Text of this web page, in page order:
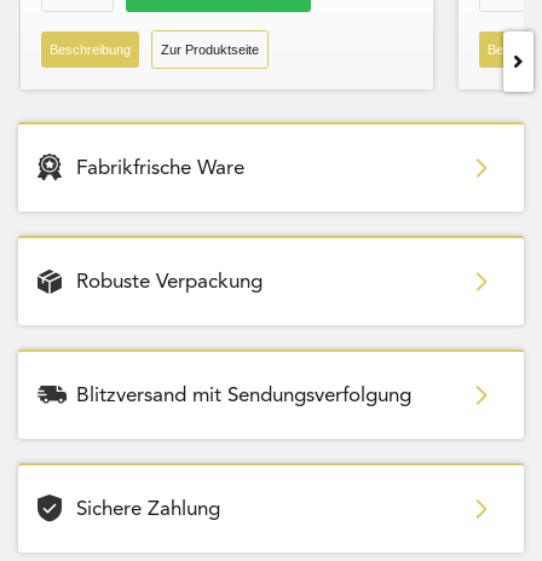
Beschreibung Zur Produktseite
Fabrikfrische Ware
Robuste Verpackung
Blitzversand mit Sendungsverfolgung
Sichere Zahlung